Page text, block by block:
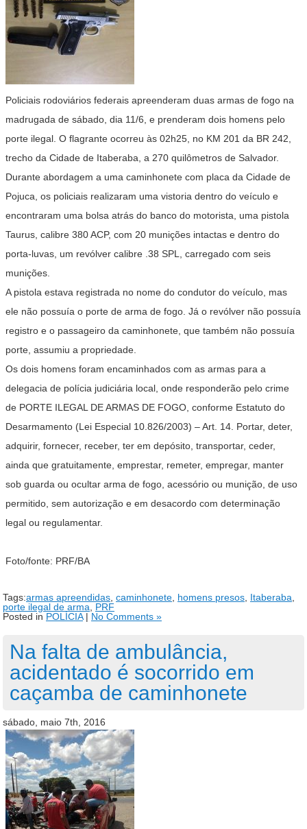
Policiais rodoviários federais apreenderam duas armas de fogo na
madrugada de sábado, dia 11/6, e prenderam dois homens pelo
porte ilegal. O flagrante ocorreu às 02h25, no KM 201 da BR 242,
trecho da Cidade de Itaberaba, a 270 quilômetros de Salvador.
Durante abordagem a uma caminhonete com placa da Cidade de
Pojuca, os policiais realizaram uma vistoria dentro do veículo e
encontraram uma bolsa atrás do banco do motorista, uma pistola
Taurus, calibre 380 ACP, com 20 munições intactas e dentro do
porta-luvas, um revólver calibre .38 SPL, carregado com seis
munições.
A pistola estava registrada no nome do condutor do veículo, mas
ele não possuía o porte de arma de fogo. Já o revólver não possuía
registro e o passageiro da caminhonete, que também não possuía
porte, assumiu a propriedade.
Os dois homens foram encaminhados com as armas para a
delegacia de polícia judiciária local, onde responderão pelo crime
de PORTE ILEGAL DE ARMAS DE FOGO, conforme Estatuto do
Desarmamento (Lei Especial 10.826/2003) – Art. 14. Portar, deter,
adquirir, fornecer, receber, ter em depósito, transportar, ceder,
ainda que gratuitamente, emprestar, remeter, empregar, manter
sob guarda ou ocultar arma de fogo, acessório ou munição, de uso
permitido, sem autorização e em desacordo com determinação
legal ou regulamentar.
Foto/fonte: PRF/BA
Tags:armas apreendidas caminhonete homens presos Itaberaba
porte ilegal de arma
PRF
Posted in POLÍCIA| No Comments »
Na falta de ambulância,
acidentado é socorrido em
caçamba de caminhonete
sábado, maio 7th, 2016